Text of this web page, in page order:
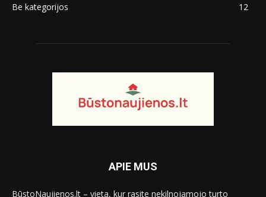
Be kategorijos
12
APIE MUS
BūstoNaujienos.lt – vieta, kur rasite nekilnojamojo turto